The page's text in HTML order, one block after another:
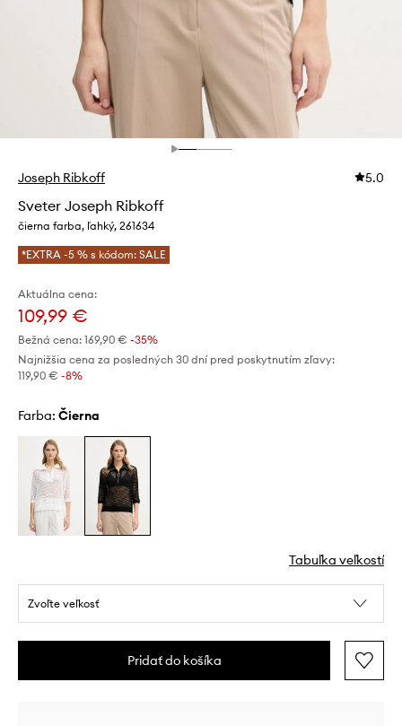
Joseph Ribkoff 5.0
Sveter Joseph Ribkoff
čierna farba, ľahký, 261634
*EXTRA -5 % s kódom: SALE
Aktuálna cena:
109,99 €
Bežná cena: 169,90 € -35%
Najnižšia cena za posledných 30 dní pred poskytnutím zľavy:
119,90 € -8%
Farba: čierna
Tabuľka veľkostí
Zvoľte veľkosť
Pridať do košíka